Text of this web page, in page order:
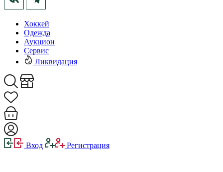
Хоккей
Одежда
Аукцион
Сервис
Ликвидация
Вход Регистрация